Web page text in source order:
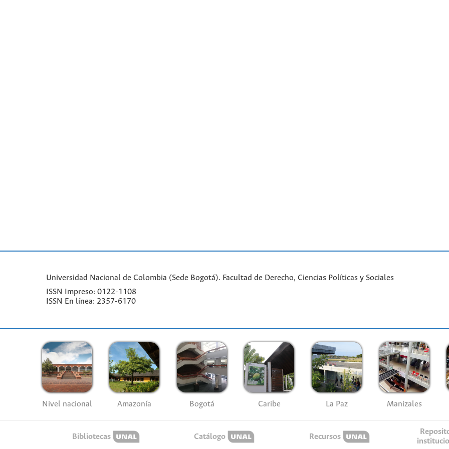
Universidad Nacional de Colombia (Sede Bogotá). Facultad de Derecho, Ciencias Políticas y Sociales
ISSN Impreso: 0122-1108
ISSN En línea: 2357-6170
Nivel nacional Amazonía Bogotá Caribe La Paz Manizales
Bibliotecas Catálogo Recursos